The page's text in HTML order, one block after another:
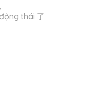
,
thái 了